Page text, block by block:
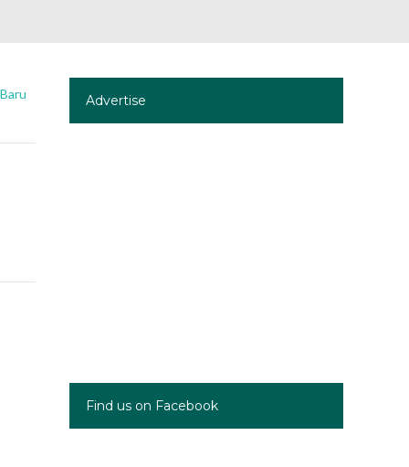
Advertise
Find us on Facebook